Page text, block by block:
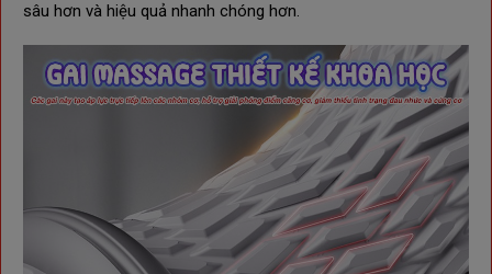
sâu hơn và hiệu quả nhanh chóng hơn.